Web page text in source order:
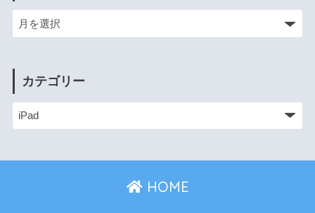
カテゴリー
HOME